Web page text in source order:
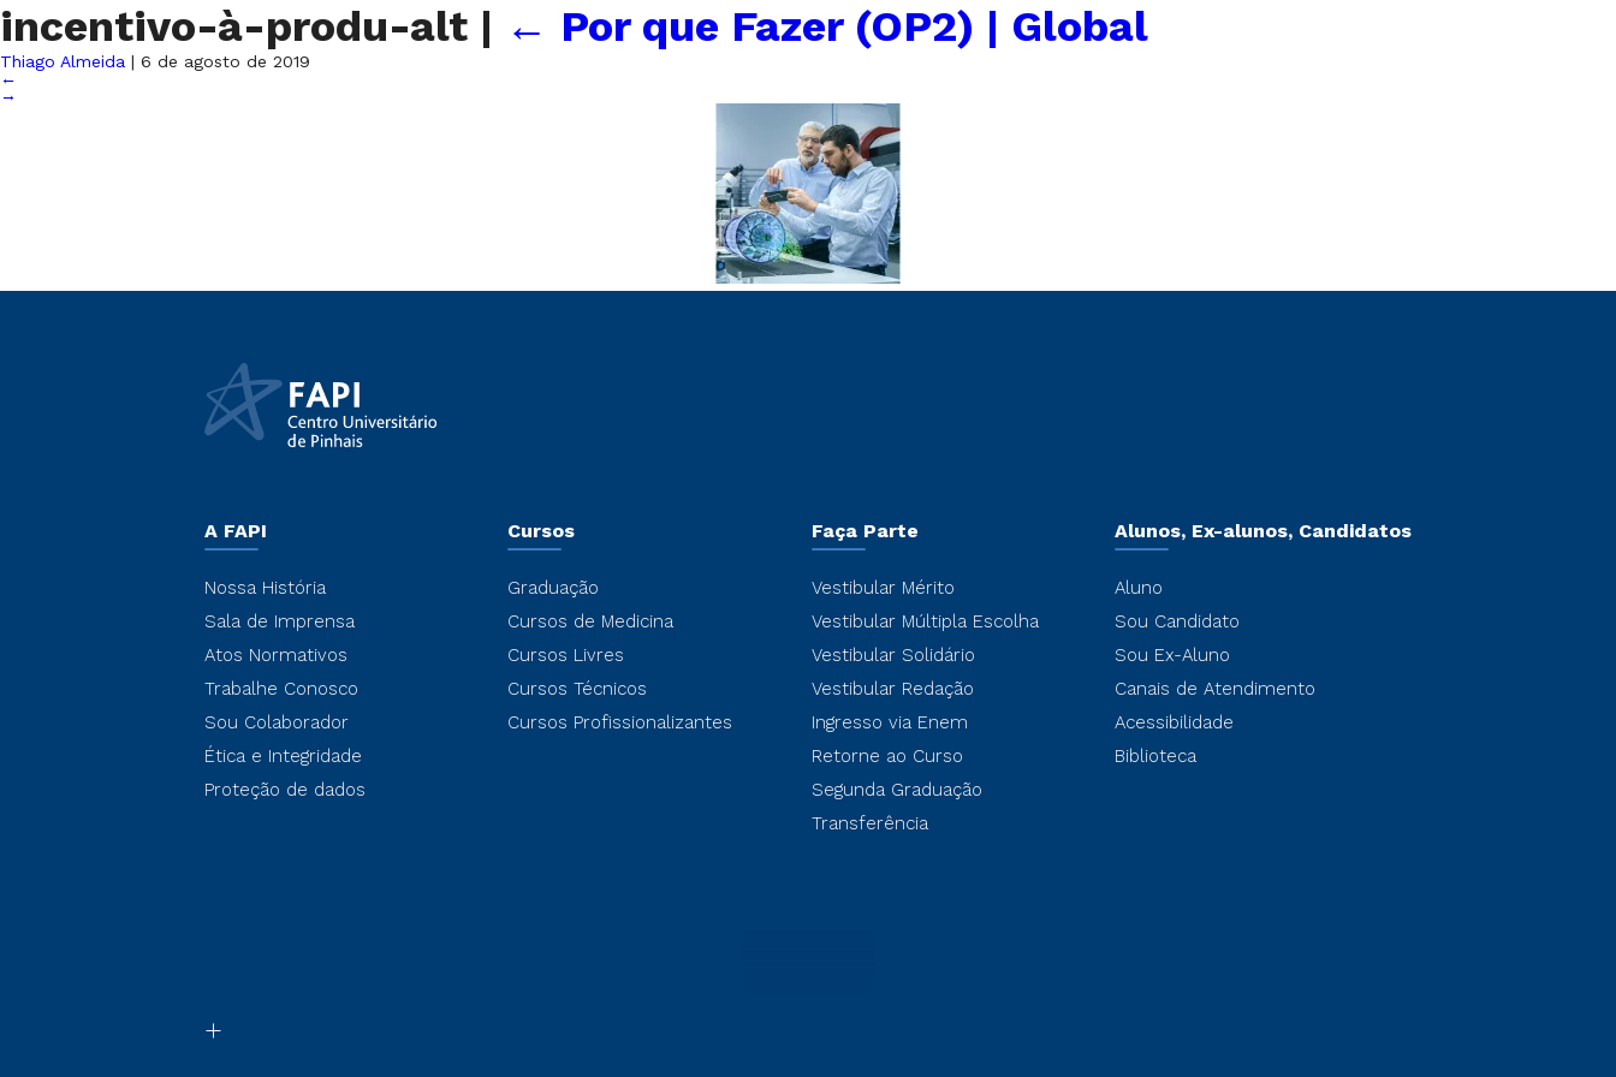
incentivo-à-produ-alt | ← Por que Fazer (OP2) | Global
Thiago Almeida | 6 de agosto de 2019
←
→
A FAPI
Nossa História
Sala de Imprensa
Atos Normativos
Trabalhe Conosco
Sou Colaborador
Ética e Integridade
Proteção de dados
Cursos
Graduação
Cursos de Medicina
Cursos Livres
Cursos Técnicos
Cursos Profissionalizantes
Faça Parte
Vestibular Mérito
Vestibular Múltipla Escolha
Vestibular Solidário
Vestibular Redação
Ingresso via Enem
Retorne ao Curso
Segunda Graduação
Transferência
Alunos, Ex-alunos, Candidatos
Aluno
Sou Candidato
Sou Ex-Aluno
Canais de Atendimento
Acessibilidade
Biblioteca